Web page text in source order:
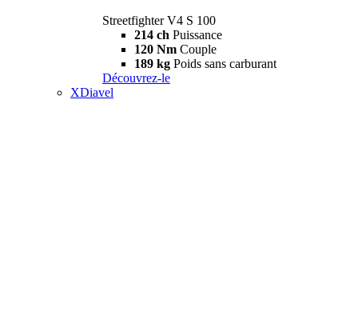
Streetfighter V4 S 100
214 ch Puissance
120 Nm Couple
189 kg Poids sans carburant
Découvrez-le
XDiavel